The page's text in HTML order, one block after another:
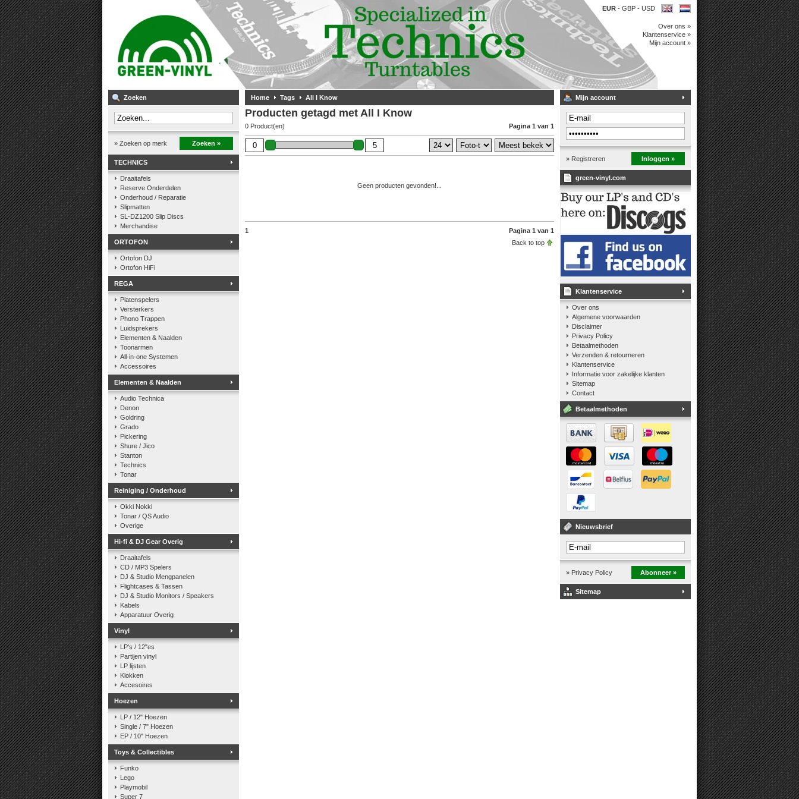
EUR - GBP - USD
Over ons »
Klantenservice »
Mijn account »
Zoeken
» Zoeken op merk Zoeken »
TECHNICS
Draaitafels
Reserve Onderdelen
Onderhoud / Reparatie
Slipmatten
SL-DZ1200 Slip Discs
Merchandise
ORTOFON
Ortofon DJ
Ortofon HiFi
REGA
Platenspelers
Versterkers
Phono Trappen
Luidsprekers
Elementen & Naalden
Toonarmen
All-in-one Systemen
Accessoires
Elementen & Naalden
Audio Technica
Denon
Goldring
Grado
Pickering
Shure / Jico
Stanton
Technics
Tonar
Reiniging / Onderhoud
Okki Nokki
Tonar / QS Audio
Overige
Hi-fi & DJ Gear Overig
Draaitafels
CD / MP3 Spelers
DJ & Studio Mengpanelen
Flightcases & Tassen
DJ & Studio Monitors / Speakers
Kabels
Apparatuur Overig
Vinyl
LP's / 12"es
Partijen vinyl
LP lijsten
Klokken
Accesoires
Hoezen
LP / 12" Hoezen
Single / 7" Hoezen
EP / 10" Hoezen
Toys & Collectibles
Funko
Lego
Playmobil
Super 7
Home Tags All I Know
Producten getagd met All I Know
0 Product(en) Pagina 1 van 1
Geen producten gevonden!...
1
Pagina 1 van 1
Back to top
Mijn account
» Registreren Inloggen »
green-vinyl.com
Klantenservice
Over ons
Algemene voorwaarden
Disclaimer
Privacy Policy
Betaalmethoden
Verzenden & retourneren
Klantenservice
Informatie voor zakelijke klanten
Sitemap
Contact
Betaalmethoden
Nieuwsbrief
» Privacy Policy Abonneer »
Sitemap